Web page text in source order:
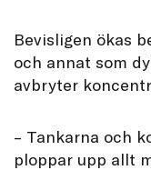
Bevisligen ökas
och annat som
avbryter
– Tankarna och
ploppar upp allt